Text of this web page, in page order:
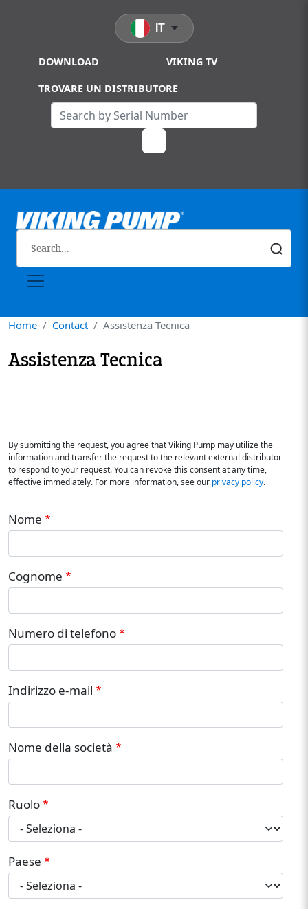
DOWNLOAD VIKING TV
TROVARE UN DISTRIBUTORE
IT
Home Contact Assistenza Tecnica
Assistenza Tecnica
By submitting the request, you agree that Viking Pump may utilize the
information and transfer the request to the relevant external distributor
to respond to your request. You can revoke this consent at any time,
effective immediately. For more information, see our privacy policy.
Nome
Cognome
Numero di telefono
Indirizzo e-mail
Nome della società
Ruolo
Paese